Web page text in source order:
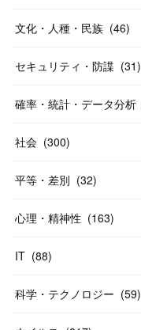
文化・人種・民族 (46)
セキュリティ・防諜 (31)
確率・統計・データ分析
社会 (300)
平等・差別 (32)
心理・精神性 (163)
IT (88)
科学・テクノロジー (59)